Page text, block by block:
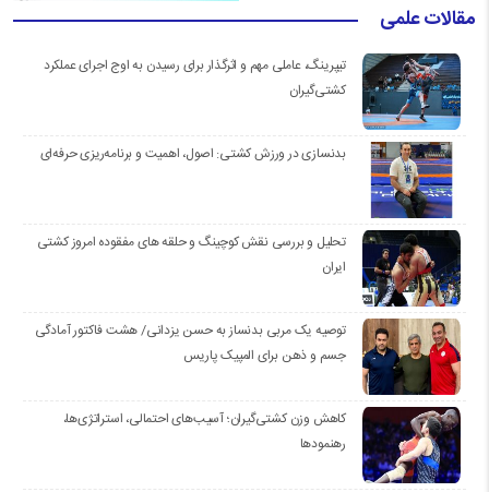
مقالات علمی
تیپرینگ، عاملی مهم و اثرگذار برای رسیدن به اوج اجرای عملکرد
کشتی‌گیران
بدنسازی در ورزش کشتی: اصول، اهمیت و برنامه‌ریزی حرفه‌ای
تحلیل و بررسی نقش کوچینگ و حلقه های مفقوده امروز کشتی
ایران
توصیه یک مربی بدنساز به حسن یزدانی/ هشت فاکتور آمادگی
جسم و ذهن برای المپیک پاریس
کاهش وزن کشتی‌گیران؛ آسیب‌های احتمالی، استراتژی‌ها،
رهنمودها